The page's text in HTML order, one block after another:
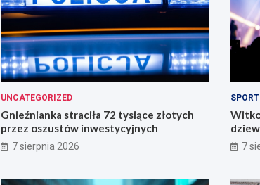
UNCATEGORIZED
Gnieźnianka straciła 72 tysiące złotych
przez oszustów inwestycyjnych
7 sierpnia 2026
SPORT
7